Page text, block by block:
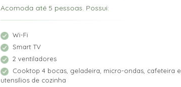
Acomoda até 5 pessoas. Possui:
Wi-Fi
Smart TV
2 ventiladores
Cooktop 4 bocas, geladeira, micro-ondas, cafeteira e
utensílios de cozinha